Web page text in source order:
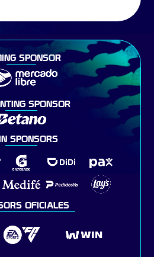
SPONSOR
SPONSOR
SPONSORS
OFICIALES